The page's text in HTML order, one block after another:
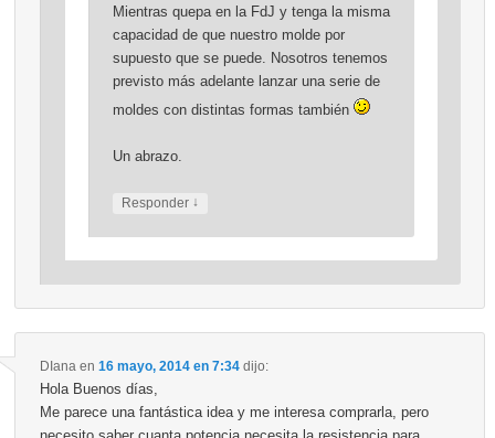
Mientras quepa en la FdJ y tenga la misma
capacidad de que nuestro molde por
supuesto que se puede. Nosotros tenemos
previsto más adelante lanzar una serie de
moldes con distintas formas también
Un abrazo.
Responder ↓
DIanaen 16 mayo, 2014 en 7:34 dijo:
Hola Buenos días,
Me parece una fantástica idea y me interesa comprarla, pero